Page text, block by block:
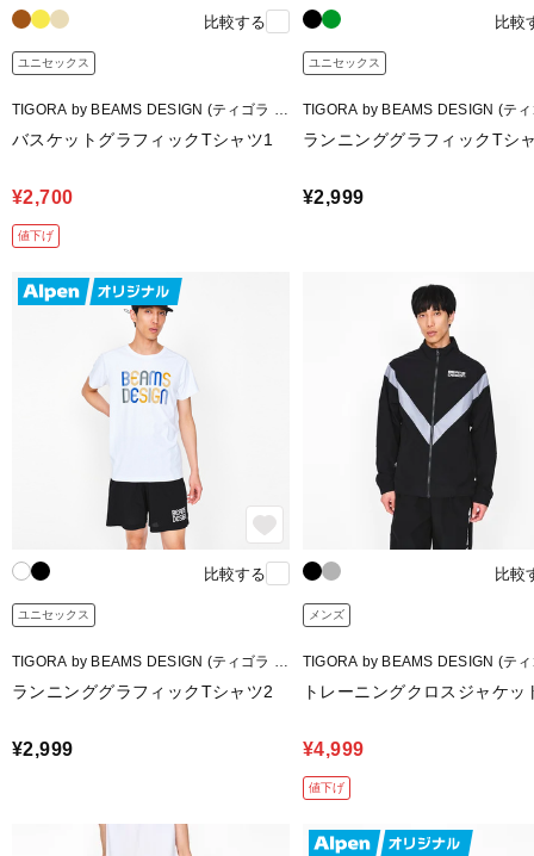
比較する
ユニセックス
TIGORA by BEAMS DESIGN (ティゴラ バ
バスケットグラフィックTシャツ1
¥2,700
値下げ
比較
ユニセックス
TIGORA by BEAMS DESIGN (テ
ランニンググラフィックTシ
¥2,999
比較する
ユニセックス
TIGORA by BEAMS DESIGN (ティゴラ バ
ランニンググラフィックTシャツ2
¥2,999
比較
メンズ
TIGORA by BEAMS DESIGN (テ
トレーニングクロスジャケッ
¥4,999
値下げ